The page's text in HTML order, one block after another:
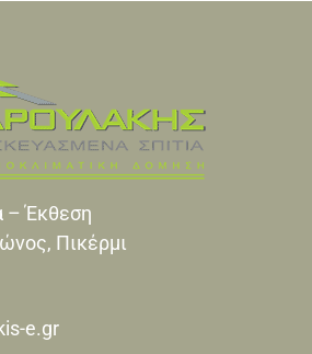
– Έκθεση
Πικέρμι
e.gr